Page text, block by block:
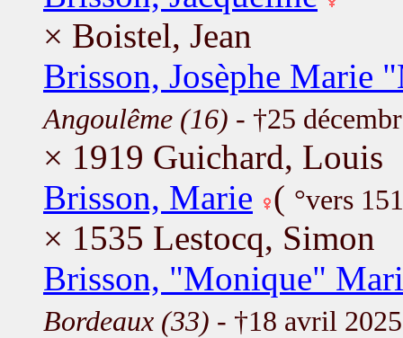
× Boistel, Jean
Brisson, Josèphe Marie
Angoulême (16) - †25
× 1919 Guichard, Louis
Brisson, Marie ( °vers
× 1535 Lestocq, Simon
Brisson, "Monique"
Bordeaux (33) - †18 avril